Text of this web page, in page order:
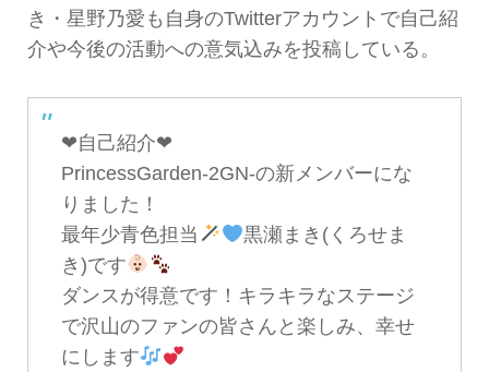
き・星野乃愛も自身のTwitterアカウントで自己紹
介や今後の活動への意気込みを投稿している。
❤︎自己紹介❤︎
PrincessGarden-2GN-の新メンバーにな
りました！
最年少青色担当
黒瀬まき(くろせま
き)です
ダンスが得意です！キラキラなステージ
で沢山のファンの皆さんと楽しみ、幸せ
にします